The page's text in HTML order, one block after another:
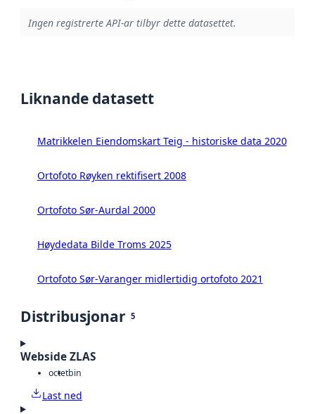
Ingen registrerte API-ar tilbyr dette datasettet.
Liknande datasett
Matrikkelen Eiendomskart Teig - historiske data 2020
Ortofoto Røyken rektifisert 2008
Ortofoto Sør-Aurdal 2000
Høydedata Bilde Troms 2025
Ortofoto Sør-Varanger midlertidig ortofoto 2021
Distribusjonar 5
Webside ZLAS
octetbin
Last ned